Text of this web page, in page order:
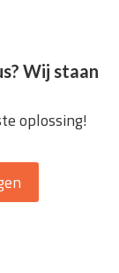
Wij staan
oplossing!